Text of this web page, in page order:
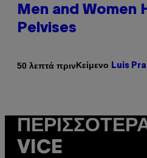
Men and Women
Pelvises
50 λεπτά πρινΚείμενο Luis
VICE